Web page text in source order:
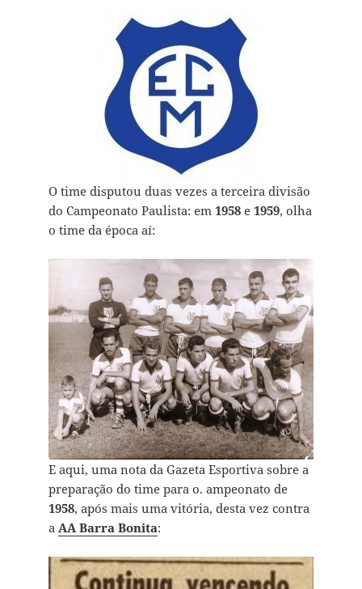
O time disputou duas vezes a terceira divisão
do Campeonato Paulista: em 1958e 1959, olha
o time da época aí:
E aqui, uma nota da Gazeta Esportiva sobre a
preparação do time para o. ampeonato de
1958, após mais uma vitória, desta vez contra
a AA Barra Bonita: